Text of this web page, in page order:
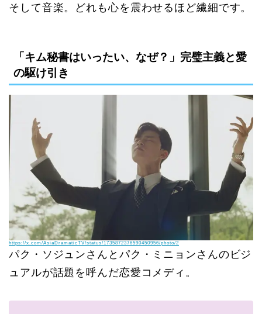
そして音楽。どれも心を震わせるほど繊細です。
「キム秘書はいったい、なぜ？」完璧主義と愛
の駆け引き
https://x.com/AsiaDramaticTV/status/1735872376590450956/photo/2
パク・ソジュンさんとパク・ミニョンさんのビジ
ュアルが話題を呼んだ恋愛コメディ。